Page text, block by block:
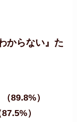
からない』た
89.8%）
）